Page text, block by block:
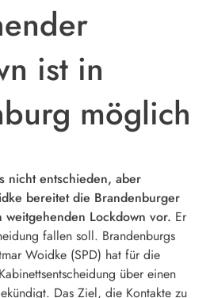
ist in
möglich
nicht entschieden, aber
bereitet die Brandenburger
Lockdown vor. Er
fallen soll. Brandenburgs
Woidke (SPD) hat für die
über einen
Das Ziel, die Kontakte zu